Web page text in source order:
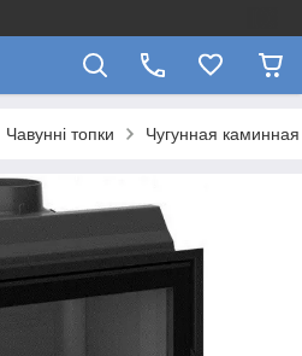
Чавунні топки Чугунная